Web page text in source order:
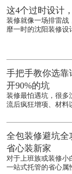
这4个过时设计
装修就像一场排雷战
靡一时的沈阳装修设
手把手教你选靠
开90%的坑
装修最怕遇坑，很多
流后疯狂增项、材料
全包装修避坑
省心装新家
对于上班族或装修小
一站式托管的省心属